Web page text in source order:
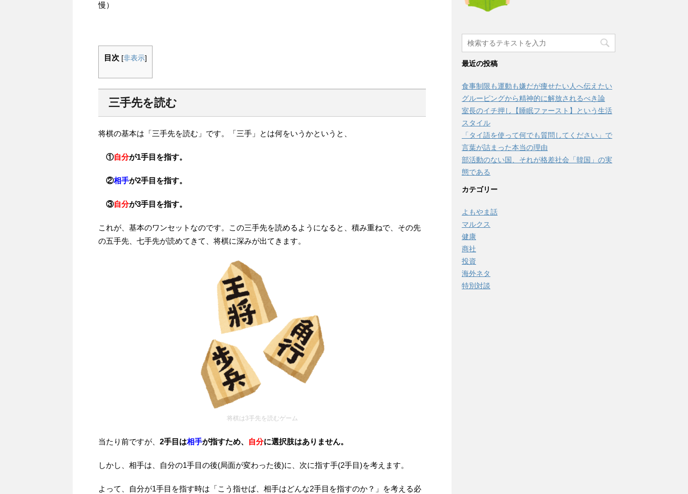
慢）
目次 [非表示]
三手先を読む
将棋の基本は「三手先を読む」です。「三手」とは何をいうかというと、
①自分が1手目を指す。
②相手が2手目を指す。
③自分が3手目を指す。
これが、基本のワンセットなのです。この三手先を読めるようになると、積み重ねで、その先
の五手先、七手先が読めてきて、将棋に深みが出てきます。
将棋は3手先を読むゲーム
当たり前ですが、 2手目は相手が指すため、 自分に選択肢はありません。
しかし、相手は、自分の1手目の後(局面が変わった後)に、次に指す手(2手目)を考えます。
よって、自分が1手目を指す時は「こう指せば、相手はどんな2手目を指すのか？」を考える必
最近の投稿
食事制限も運動も嫌だが痩せたい人へ伝えたい
グルーピングから精神的に解放されるべき論
室長のイチ押し【睡眠ファースト】という生活
スタイル
「タイ語を使って何でも質問してください」で
言葉が詰まった本当の理由
部活動のない国、それが格差社会「韓国」の実
態である
カテゴリー
よもやま話
マルクス
健康
商社
投資
海外ネタ
特別対談